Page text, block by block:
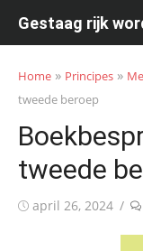
Gestaag rijk
Home » Principes »
tweede beroep
tweede
Posted
april 26, 2024